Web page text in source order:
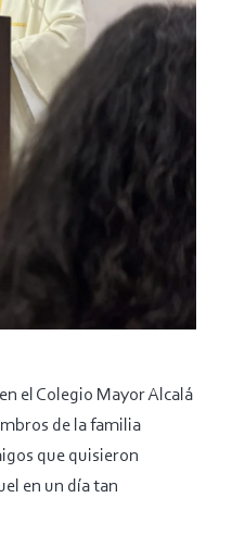
el Colegio Mayor Alcalá
de la familia
que quisieron
en un día tan